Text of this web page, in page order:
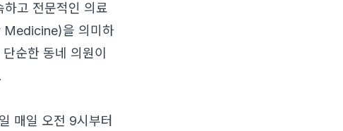
고 전문적인 의료
Medicine)을 의미하
순한 동네 의원이
매일 오전 9시부터